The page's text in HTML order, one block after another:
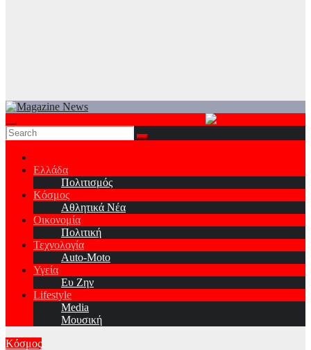
Ελλάδα
Πολιτισμός
Κόσμος
Αθλητικά Νέα
Οικονομία
Πολιτική
Τεχνολογία
Auto-Moto
Υγεία
Ευ Ζην
Lifestyle
Media
Μουσική
Κόσμος